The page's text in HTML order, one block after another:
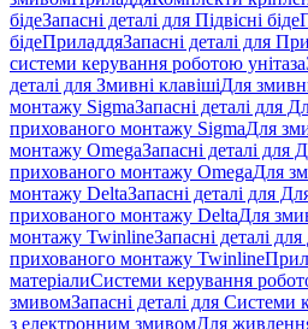
бідеЗапасні деталі для Підвісні біде
бідеПриладдяЗапасні деталі для
системи керування роботою унітаза
деталі для Змивні клавішіДля
монтажу SigmaЗапасні деталі для
прихованого монтажу SigmaДля
монтажу OmegaЗапасні деталі для
прихованого монтажу OmegaДля
монтажу DeltaЗапасні деталі для
прихованого монтажу DeltaДля
монтажу TwinlineЗапасні деталі
прихованого монтажу Twinline
матеріалиСистеми керування
змивомЗапасні деталі для Системи
з електронним змивомДля